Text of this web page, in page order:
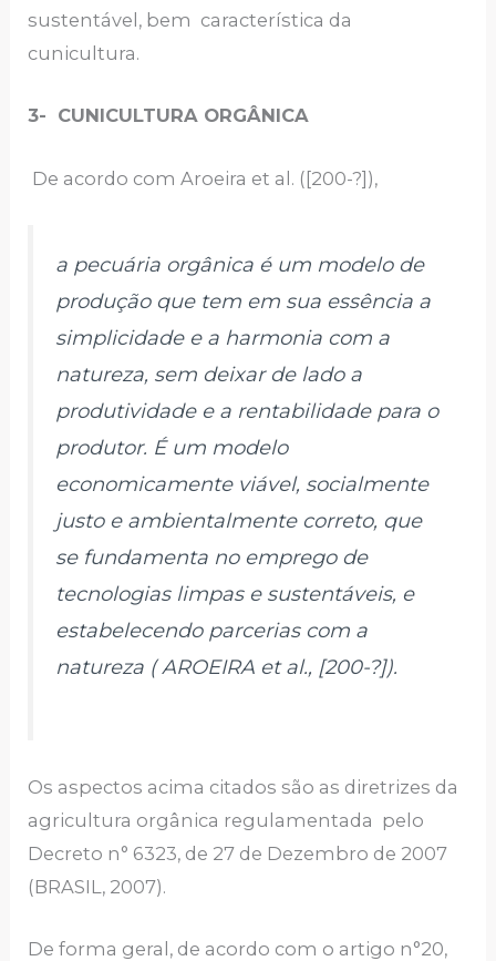
sustentável, bem característica da
cunicultura.
3- CUNICULTURA ORGÂNICA
De acordo com Aroeira et al. ([200-?]),
a pecuária orgânica é um modelo de
produção que tem em sua essência a
simplicidade e a harmonia com a
natureza, sem deixar de lado a
produtividade e a rentabilidade para o
produtor. É um modelo
economicamente viável, socialmente
justo e ambientalmente correto, que
se fundamenta no emprego de
tecnologias limpas e sustentáveis, e
estabelecendo parcerias com a
natureza ( AROEIRA et al., [200-?]).
Os aspectos acima citados são as diretrizes da
agricultura orgânica regulamentada pelo
Decreto n° 6323, de 27 de Dezembro de 2007
(BRASIL, 2007).
De forma geral, de acordo com o artigo n°20,